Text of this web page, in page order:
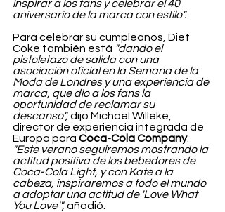
inspirar a los fans y celebrar el 40
aniversario de la marca con estilo".
Para celebrar su cumpleaños, Diet
Coke también está "dando el
pistoletazo de salida con una
asociación oficial en la Semana de la
Moda de Londres y una experiencia de
marca, que dio a los fans la
oportunidad de reclamar su
descanso", dijo Michael Willeke,
director de experiencia integrada de
Europa para Coca-Cola Company.
"Este verano seguiremos mostrando la
actitud positiva de los bebedores de
Coca-Cola Light, y con Kate a la
cabeza, inspiraremos a todo el mundo
a adoptar una actitud de 'Love What
You Love'", añadió.